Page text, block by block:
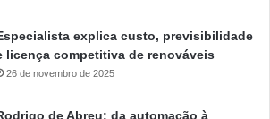
explica custo, previsibilidade
licença competitiva de renováveis
26 de novembro de 2025
de Abreu: da automação à